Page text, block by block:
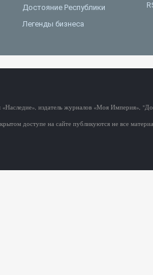
Достояние Республики
Легенды бизнеса
издатель журналов «Моя Империя»,
доступе на сайте публикуются не все